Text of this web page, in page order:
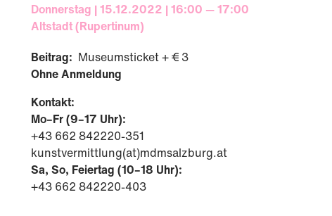
Donnerstag | 15.12.2022 | 16:00 — 17:00
Altstadt (Rupertinum)
Beitrag: Museumsticket + € 3
Ohne Anmeldung
Kontakt:
Mo–Fr (9–17 Uhr):
+43 662 842220-351
kunstvermittlung(at)mdmsalzburg.at
Sa, So, Feiertag (10–18 Uhr):
+43 662 842220-403